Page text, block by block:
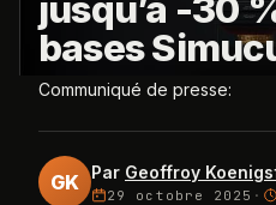
jusqu’à -30
bases
Communiqué de presse:
GK Par Geoffroy
29 octobre 2025 ·